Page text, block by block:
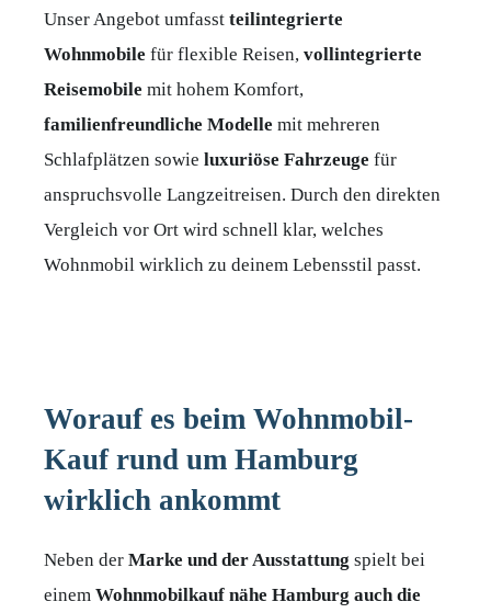
Unser Angebot umfasst teilintegrierte
Wohnmobile für flexible Reisen, vollintegrierte
Reisemobile mit hohem Komfort,
familienfreundliche Modelle mit mehreren
Schlafplätzen sowie luxuriöse Fahrzeuge für
anspruchsvolle Langzeitreisen. Durch den direkten
Vergleich vor Ort wird schnell klar, welches
Wohnmobil wirklich zu deinem Lebensstil passt.
Worauf es beim Wohnmobil-
Kauf rund um Hamburg
wirklich ankommt
Neben der Marke und der Ausstattung spielt bei
einem Wohnmobilkauf nähe Hamburg auch die